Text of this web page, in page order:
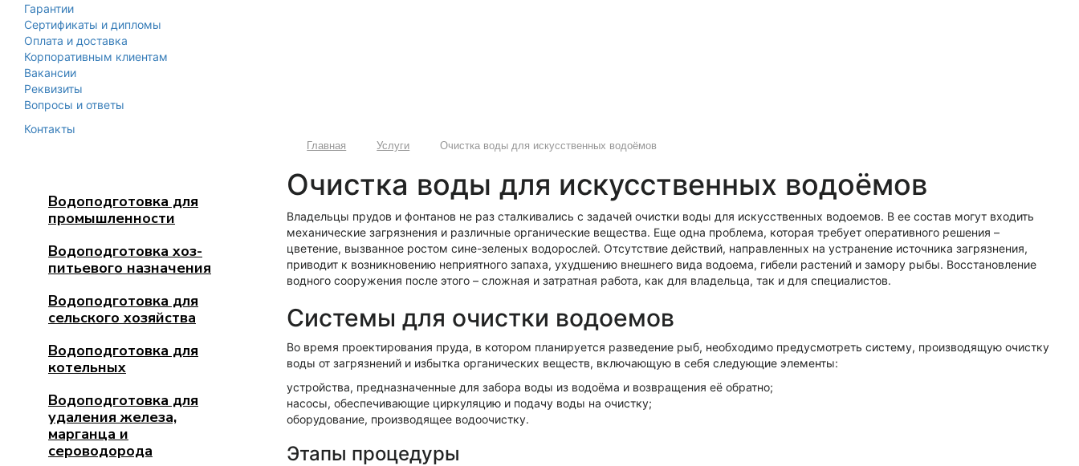
Гарантии
Сертификаты и дипломы
Оплата и доставка
Корпоративным клиентам
Вакансии
Реквизиты
Вопросы и ответы
Контакты
Водоподготовка для
промышленности
Водоподготовка хоз-
питьевого назначения
Водоподготовка для
сельского хозяйства
Водоподготовка для
котельных
Водоподготовка для
удаления железа,
марганца и
сероводорода
Главная Услуги Очистка воды для искусственных водоёмов
Очистка воды для искусственных водоёмов
Владельцы прудов и фонтанов не раз сталкивались с задачей очистки воды для искусственных водоемов. В ее состав могут входить
механические загрязнения и различные органические вещества. Еще одна проблема, которая требует оперативного решения –
цветение, вызванное ростом сине-зеленых водорослей. Отсутствие действий, направленных на устранение источника загрязнения,
приводит к возникновению неприятного запаха, ухудшению внешнего вида водоема, гибели растений и замору рыбы. Восстановление
водного сооружения после этого – сложная и затратная работа, как для владельца, так и для специалистов.
Системы для очистки водоемов
Во время проектирования пруда, в котором планируется разведение рыб, необходимо предусмотреть систему, производящую очистку
воды от загрязнений и избытка органических веществ, включающую в себя следующие элементы:
устройства, предназначенные для забора воды из водоёма и возвращения её обратно;
насосы, обеспечивающие циркуляцию и подачу воды на очистку;
оборудование, производящее водоочистку.
Этапы процедуры